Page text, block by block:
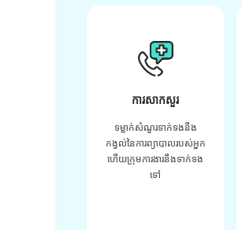
ការសាកសួរ
ទម្លាក់សំណួរទាក់ទងនឹង
កង្វល់នៃការព្យាបាលរបស់អ្នក
ហើយក្រុមការងារនឹងទាក់ទង
ទៅ